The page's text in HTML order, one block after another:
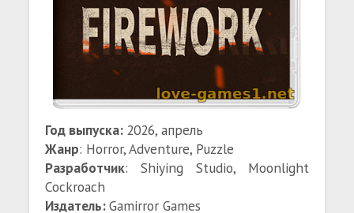
Год выпуска: 2026, апрель
Жанр: Horror, Adventure, Puzzle
Разработчик: Shiying Studio, Moonlight
Cockroach
Издатель:Gamirror Games